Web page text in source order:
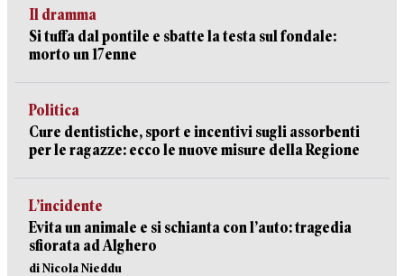
Il dramma
Si tuffa dal pontile e sbatte la testa sul fondale:
morto un 17enne
Politica
Cure dentistiche, sport e incentivi sugli assorbenti
per le ragazze: ecco le nuove misure della Regione
L’incidente
Evita un animale e si schianta con l’auto: tragedia
sfiorata ad Alghero
di Nicola Nieddu